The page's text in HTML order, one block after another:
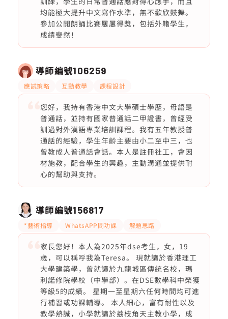
均能極大提升中文寫作水準，無不歡欣鼓舞。
參加公開朗誦比賽屢屢得獎，包括外籍學生，
成績斐然！
導師編號106259
應試策略 互動教學 課程設計
您好，我持有香港中文大學碩士學歷，母語是
普通話，並持有國家普通話二甲證書，曾經受
訓過對外漢語專業培訓課程。我有五年教授普
通話的經驗，學生年齡主要由小二至中三，也
曾教成人普通話會話。本人是註冊社工，會因
材施教，配合學生的興趣，主動溝通並提供耐
心的幫助與支持。
導師編號156817
*藝術指導 WhatsAPP問功課 解題思路
家長您好！本人為2025年dse考生，女，19
歲，可以稱呼我為Teresa。 現就讀於香港理工
大學建築學，曾就讀於九龍城區傳統名校，瑪
利諾修院學校（中學部）。在DSE數學科中榮獲
等級5的成績。 星期一至星期六任何時間均可進
行補習或功課輔導。 本人細心，富有耐性以及
教學熱誠，小學就讀於荔枝角天主教小學，成